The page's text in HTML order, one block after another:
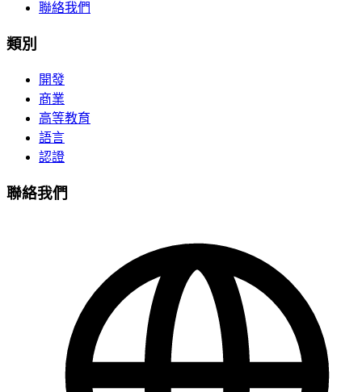
聯絡我們
類別
開發
商業
高等教育
語言
認證
聯絡我們